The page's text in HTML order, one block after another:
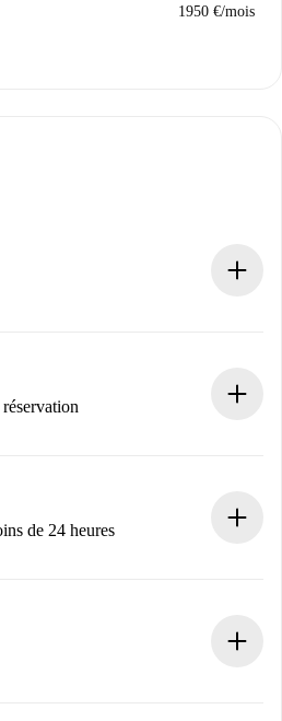
1950 €/mois
de toutes les informations
rien tant que le propriétaire
de 24 heures
et nous vous proposerons